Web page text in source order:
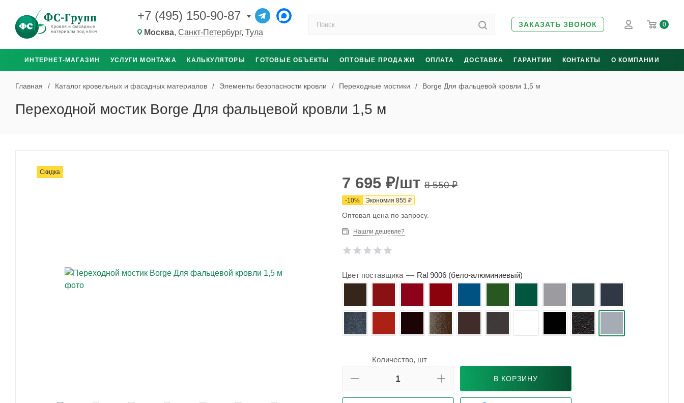
+7 (495) 150-90-87
Москва, Санкт-Петербург, Тула
ЗАКАЗАТЬ ЗВОНОК 0
ИНТЕРНЕТ-МАГАЗИН УСЛУГИ МОНТАЖА КАЛЬКУЛЯТОРЫ ГОТОВЫЕ ОБЪЕКТЫ ОПТОВЫЕ ПРОДАЖИ ОПЛАТА ДОСТАВКА ГАРАНТИИ КОНТАКТЫ О КОМПАНИИ
Главная / Каталог кровельных и фасадных материалов / Элементы безопасности кровли / Переходные мостики / Borge Для фальцевой кровли 1,5 м
Переходной мостик Borge Для фальцевой кровли 1,5 м
Скидка
7 695 ₽/шт 8 550₽
-10% Экономия 855 ₽
Оптовая цена по запросу.
Нашли дешевле?
Цвет поставщика — Ral 9006 (бело-алюминиевый)
Количество, шт
В КОРЗИНУ